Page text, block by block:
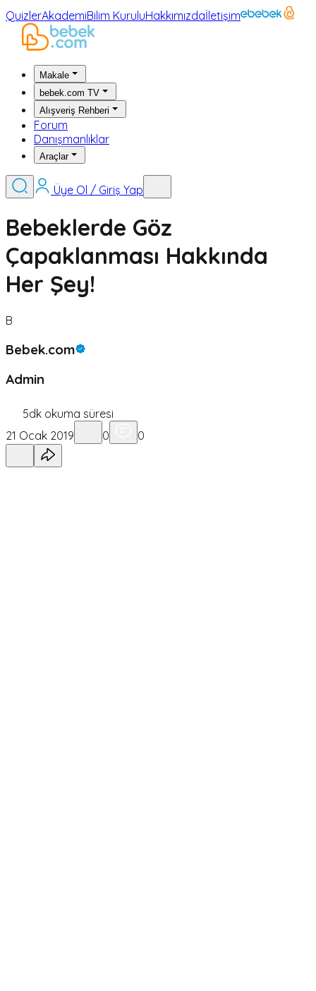
QuizlerAkademiBilim KuruluHakkımızdaİletişim
Makale
bebek.com TV
Alışveriş Rehberi
Forum
Danışmanlıklar
Araçlar
Üye Ol / Giriş Yap
Bebeklerde Göz
Çapaklanması Hakkında
Her Şey!
B
Bebek.com
Admin
5dk okuma süresi
21 Ocak 2019
0 0